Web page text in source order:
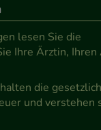
lesen Sie die
Ihre Ärztin,
die gesetzlich
und verstehen